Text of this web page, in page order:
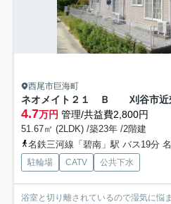
西尾市巨海町
4.7万円 管理/共益費2,800円
51.67㎡ (2LDK) /築23年 /2階建
名鉄三河線「碧南」駅 バス19分
駐輪場 CATV 公共下水
浴室と切り離されているので湿気に悩